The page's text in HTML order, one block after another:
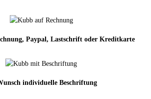
Paypal, Lastschrift oder Kreditkarte
individuelle Beschriftung